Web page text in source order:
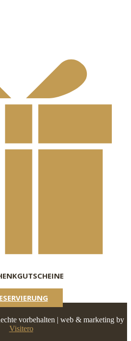
vorbehalten | web & marketing by
Visitero